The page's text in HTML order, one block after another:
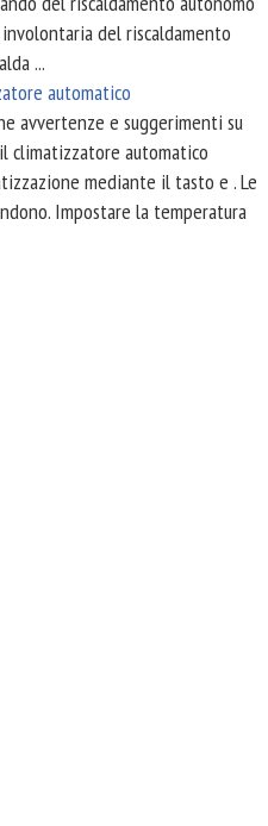
del riscaldamento
...
automatico
avvertenze e suggerimenti su
climatizzatore automatico
mediante il tasto e . Le
Impostare la temperatura